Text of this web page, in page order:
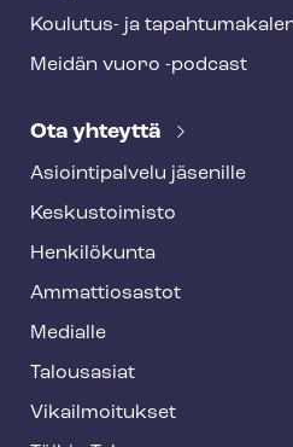
Koulutus- ja
Meidän vuoro -podcast
Ota yhteyttä
Asioin­ti­pal­ve­lu jäsenille
Keskustoimisto
Henkilökunta
Ammattiosastot
Medialle
Talousasiat
Vi­kail­moi­tuk­set